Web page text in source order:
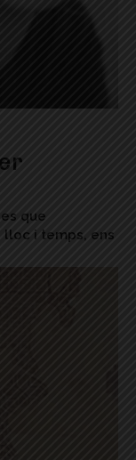
que
i temps, ens